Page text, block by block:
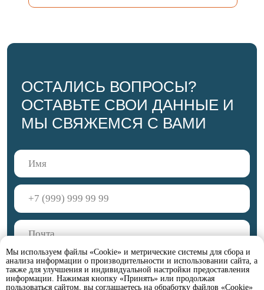
Мы используем файлы «Cookie» и метрические системы для сбора и
анализа информации о производительности и использовании сайта, а
также для улучшения и индивидуальной настройки предоставления
информации. Нажимая кнопку «Принять» или продолжая
пользоваться сайтом, вы соглашаетесь на обработку файлов «Cookie»